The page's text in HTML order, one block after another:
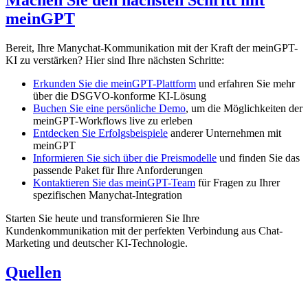
meinGPT
Bereit, Ihre Manychat-Kommunikation mit der Kraft der meinGPT-
KI zu verstärken? Hier sind Ihre nächsten Schritte:
Erkunden Sie die meinGPT-Plattform und erfahren Sie mehr
über die DSGVO-konforme KI-Lösung
Buchen Sie eine persönliche Demo, um die Möglichkeiten der
meinGPT-Workflows live zu erleben
Entdecken Sie Erfolgsbeispiele anderer Unternehmen mit
meinGPT
Informieren Sie sich über die Preismodelle und finden Sie das
passende Paket für Ihre Anforderungen
Kontaktieren Sie das meinGPT-Team für Fragen zu Ihrer
spezifischen Manychat-Integration
Starten Sie heute und transformieren Sie Ihre
Kundenkommunikation mit der perfekten Verbindung aus Chat-
Marketing und deutscher KI-Technologie.
Quellen